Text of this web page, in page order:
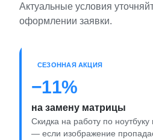
Актуальные условия
оформлении заявки.
СЕЗОННАЯ АКЦИЯ
−11%
на замену матрицы
Скидка на работу по
— если изображение